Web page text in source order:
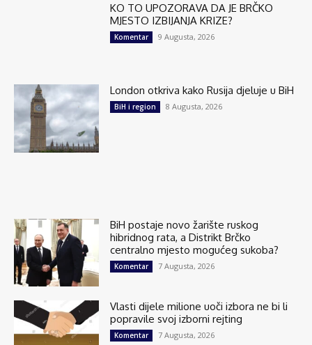
KO TO UPOZORAVA DA JE BRČKO
MJESTO IZBIJANJA KRIZE?
Komentar 9 Augusta, 2026
London otkriva kako Rusija djeluje u BiH
BiH i region 8 Augusta, 2026
BiH postaje novo žarište ruskog
hibridnog rata, a Distrikt Brčko
centralno mjesto mogućeg sukoba?
Komentar 7 Augusta, 2026
Vlasti dijele milione uoči izbora ne bi li
popravile svoj izborni rejting
Komentar 7 Augusta, 2026